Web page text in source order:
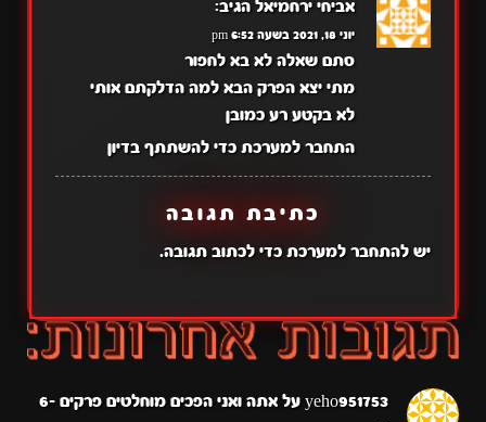
אביחי ירחמיאל הגיב:
יוני 18, 2021 בשעה 6:52 pm
סתם שאלה לא בא לחפור
מתי יצא הפרק הבא למה הדלקתם אותי
לא בקטע רע כמובן
התחבר למערכת כדי להשתתף בדיון
כתיבת תגובה
יש להתחבר למערכתכדי לכתוב תגובה.
yeho951753 על
אתה ואני הפכים מוחלטים פרקים 6-